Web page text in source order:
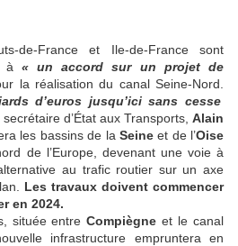
géographie portuaire de premier
en juillet 2016 avec Charles Revet,
Stéphanie Péron)
de-France et Ile-de-France sont
à « un accord sur un projet de
la réalisation du canal Seine-Nord.
d’euros jusqu’ici sans cesse
secrétaire d’État aux Transports,Alain
les bassins de la Seineet de l’Oise
de l’Europe, devenant une voie à
au trafic routier sur un axe
Les travaux doivent commencer
en 2024.
située entreCompiègne et le canal
infrastructure empruntera en